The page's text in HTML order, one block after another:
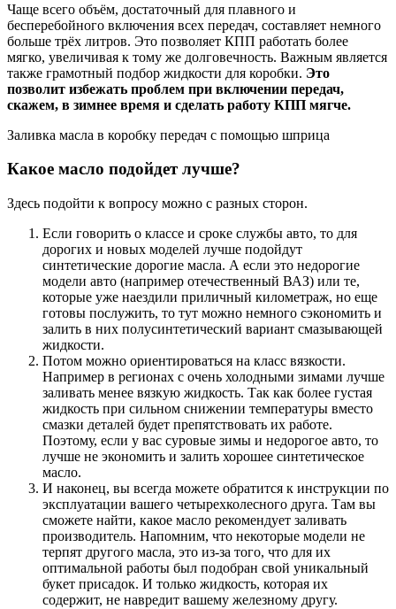
Чаще всего объём, достаточный для плавного и
бесперебойного включения всех передач, составляет немного
больше трёх литров. Это позволяет КПП работать более
мягко, увеличивая к тому же долговечность. Важным является
также грамотный подбор жидкости для коробки. Это
позволит избежать проблем при включении передач,
скажем, в зимнее время и сделать работу КПП мягче.
Заливка масла в коробку передач с помощью шприца
Какое масло подойдет лучше?
Здесь подойти к вопросу можно с разных сторон.
Если говорить о классе и сроке службы авто, то для
дорогих и новых моделей лучше подойдут
синтетические дорогие масла. А если это недорогие
модели авто (например отечественный ВАЗ) или те,
которые уже наездили приличный километраж, но еще
готовы послужить, то тут можно немного сэкономить и
залить в них полусинтетический вариант смазывающей
жидкости.
Потом можно ориентироваться на класс вязкости.
Например в регионах с очень холодными зимами лучше
заливать менее вязкую жидкость. Так как более густая
жидкость при сильном снижении температуры вместо
смазки деталей будет препятствовать их работе.
Поэтому, если у вас суровые зимы и недорогое авто, то
лучше не экономить и залить хорошее синтетическое
масло.
И наконец, вы всегда можете обратится к инструкции по
эксплуатации вашего четырехколесного друга. Там вы
сможете найти, какое масло рекомендует заливать
производитель. Напомним, что некоторые модели не
терпят другого масла, это из-за того, что для их
оптимальной работы был подобран свой уникальный
букет присадок. И только жидкость, которая их
содержит, не навредит вашему железному другу.